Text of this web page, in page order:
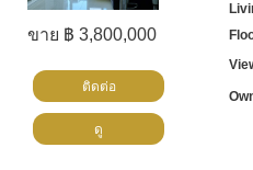
ขาย ฿ 3,800,000
ติดต่อ
ดู